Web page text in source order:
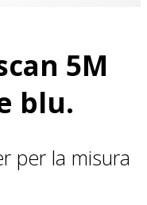
5M
blu.
per la misura